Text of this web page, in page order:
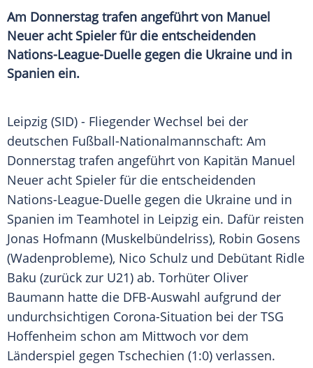
Am Donnerstag trafen angeführt von Manuel
Neuer acht Spieler für die entscheidenden
Nations-League-Duelle gegen die Ukraine und in
Spanien ein.
Leipzig (SID) - Fliegender Wechsel bei der
deutschen Fußball-Nationalmannschaft: Am
Donnerstag trafen angeführt von Kapitän Manuel
Neuer acht Spieler für die entscheidenden
Nations-League-Duelle gegen die Ukraine und in
Spanien im Teamhotel in Leipzig ein. Dafür reisten
Jonas Hofmann (Muskelbündelriss), Robin Gosens
(Wadenprobleme), Nico Schulz und Debütant Ridle
Baku (zurück zur U21) ab. Torhüter Oliver
Baumann hatte die DFB-Auswahl aufgrund der
undurchsichtigen Corona-Situation bei der TSG
Hoffenheim schon am Mittwoch vor dem
Länderspiel gegen Tschechien (1:0) verlassen.